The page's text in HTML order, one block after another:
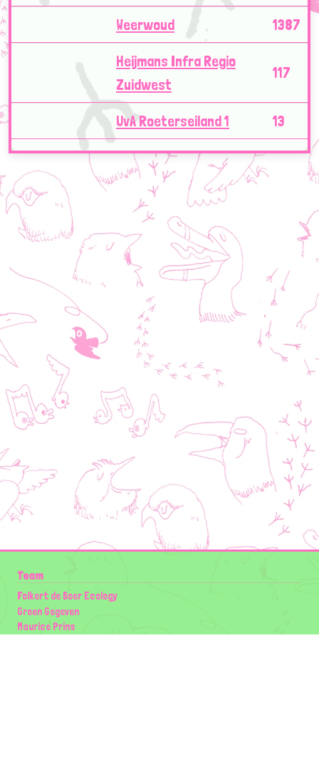
Weerwoud 1387
Heijmans Infra Regio
Zuidwest
117
UvA Roeterseiland 1 13
Team
Folkert de Boer Ecology
Groen Gegeven
Maurice Prins